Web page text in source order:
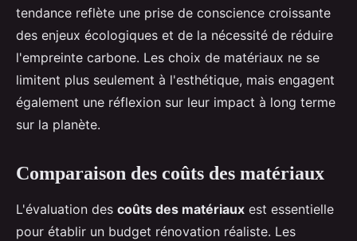
tendance reflète une prise de conscience croissante
des enjeux écologiques et de la nécessité de réduire
l'empreinte carbone. Les choix de matériaux ne se
limitent plus seulement à l'esthétique, mais engagent
également une réflexion sur leur impact à long terme
sur la planète.
Comparaison des coûts des matériaux
L'évaluation des coûts des matériaux est essentielle
pour établir un budget rénovation réaliste. Les